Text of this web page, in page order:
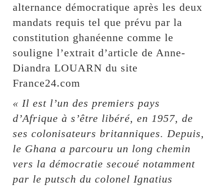
alternance démocratique après les deux
mandats requis tel que prévu par la
constitution ghanéenne comme le
souligne l’extrait d’article de Anne-
Diandra LOUARN du site
France24.com
« Il est l’un des premiers pays
d’Afrique à s’être libéré, en 1957, de
ses colonisateurs britanniques. Depuis,
le Ghana a parcouru un long chemin
vers la démocratie secoué notamment
par le putsch du colonel Ignatius